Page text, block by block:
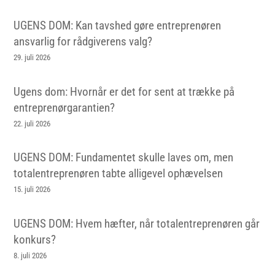
UGENS DOM: Kan tavshed gøre entreprenøren
ansvarlig for rådgiverens valg?
29. juli 2026
Ugens dom: Hvornår er det for sent at trække på
entreprenørgarantien?
22. juli 2026
UGENS DOM: Fundamentet skulle laves om, men
totalentreprenøren tabte alligevel ophævelsen
15. juli 2026
UGENS DOM: Hvem hæfter, når totalentreprenøren går
konkurs?
8. juli 2026